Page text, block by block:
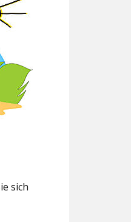
sich